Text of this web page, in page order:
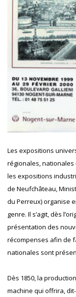
Les expositions
régionales,
les expositions
de Neufchâteau,
du Perreux) organise
genre. Il s’agit, dès
présentation des
récompenses afin de
nationales sont
Dès 1850, la
machine qui offrira,